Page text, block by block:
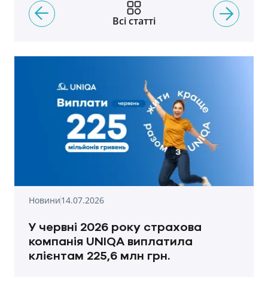
Всі статті
Новини14.07.2026
У червні 2026 року страхова
компанія UNIQA виплатила
клієнтам 225,6 млн грн.